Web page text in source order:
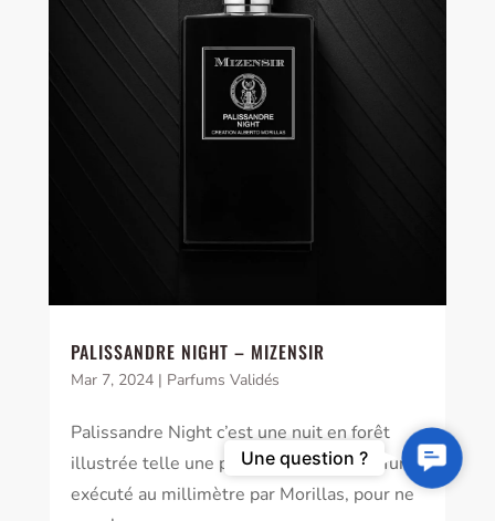
PALISSANDRE NIGHT – MIZENSIR
Mar 7, 2024| Parfums Validés
Palissandre Night c’est une nuit en forêt
illustrée telle une photographie, un parfum
exécuté au millimètre par Morillas, pour ne
Contact
Us
Une question ?